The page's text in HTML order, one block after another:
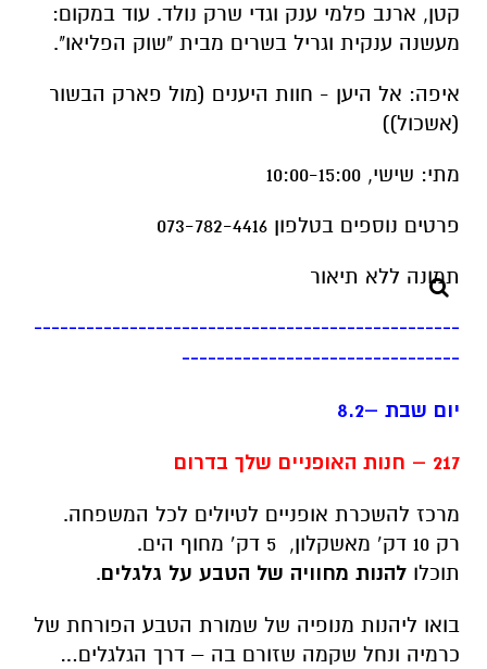
קטן, ארנב פלמי ענק וגדי שרק נולד. עוד במקום:
מעשנה ענקית וגריל בשרים מבית "שוק הפליאו".
איפה: אל היען - חוות היענים (מול פארק הבשור
(אשכול))
מתי: שישי, 10:00-15:00
פרטים נוספים בטלפון 073-782-4416
-------------------------------------------------
--------------------------------
יום שבת –8.2
217 – חנות האופניים שלך בדרום
מרכז להשכרת אופניים לטיולים לכל המשפחה.
רק 10 דק’ מאשקלון, 5 דק’ מחוף הים.
תוכלו להנות מחוויה של הטבע על גלגלים.
בואו ליהנות מנופיה של שמורת הטבע הפורחת של
כרמיה ונחל שקמה שזורם בה – דרך הגלגלים…